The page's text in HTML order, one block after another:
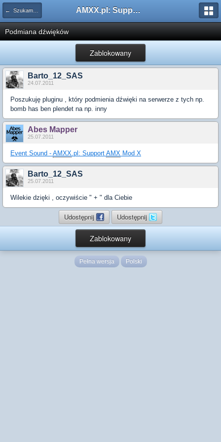
← Szukam pluginu AMXX.pl: Support AMX Mod X i SourceMod
Podmiana dźwięków
Zablokowany
Barto_12_SAS
24.07.2011
Poszukuję pluginu , który podmienia dźwięki na serwerze z tych np.
bomb has ben plendet na np. inny
Abes Mapper
25.07.2011
Event Sound - AMXX.pl: Support AMX Mod X
Barto_12_SAS
25.07.2011
Wilekie dzięki , oczywiście " + " dla Ciebie
Udostępnij Udostępnij
Zablokowany
Pełna wersja Polski